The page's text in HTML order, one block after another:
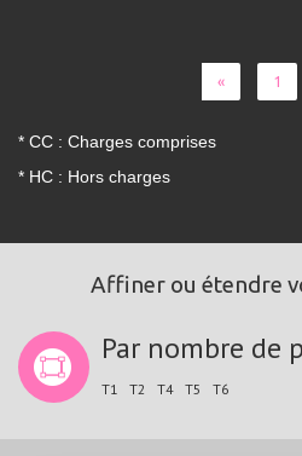
« 1
* CC : Charges comprises
* HC : Hors charges
Affiner ou étendre
Par nombre de
T1 T2 T4 T5 T6